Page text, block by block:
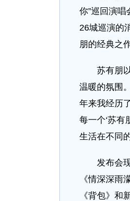
你”巡回演
26城巡演的
朋的经典之
苏有朋以
温暖的氛围
年来我经历
每一个‘苏有
生活在不同
发布会现
《情深深雨
《背包》和